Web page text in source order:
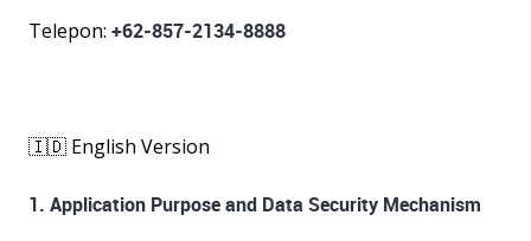
Telepon: +62-857-2134-8888
🇮🇩 English Version
1. Application Purpose and Data Security Mechanism